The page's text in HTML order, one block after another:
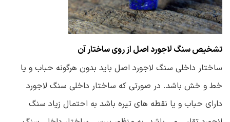
تشخیص سنگ لاجورد اصل از روی ساختار آن
ساختار داخلی سنگ لاجورد اصل باید بدون هرگونه حباب و یا
خط و خش باشد. در صورتی که ساختار داخلی سنگ لاجورد
دارای حباب و یا نقطه های تیره باشد به احتمال زیاد سنگ